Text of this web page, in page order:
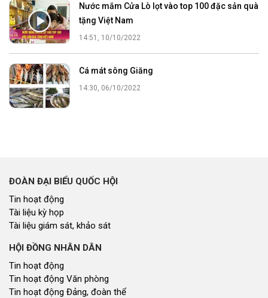
Nước mắm Cửa Lò lọt vào top 100 đặc sản quà
tặng Việt Nam
14:51, 10/10/2022
Cá mát sông Giăng
14:30, 06/10/2022
ĐOÀN ĐẠI BIỂU QUỐC HỘI
Tin hoạt động
Tài liệu kỳ họp
Tài liệu giám sát, khảo sát
HỘI ĐỒNG NHÂN DÂN
Tin hoạt động
Tin hoạt động Văn phòng
Tin hoạt động Đảng, đoàn thể